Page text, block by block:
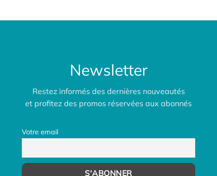
Newsletter
Restez informés des dernières nouveautés
et profitez des promos réservées aux abonnés
Votre email